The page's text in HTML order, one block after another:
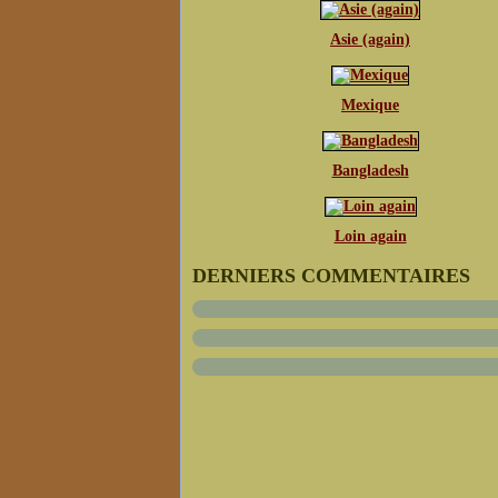
Asie (again)
Mexique
Bangladesh
Loin again
DERNIERS COMMENTAIRES